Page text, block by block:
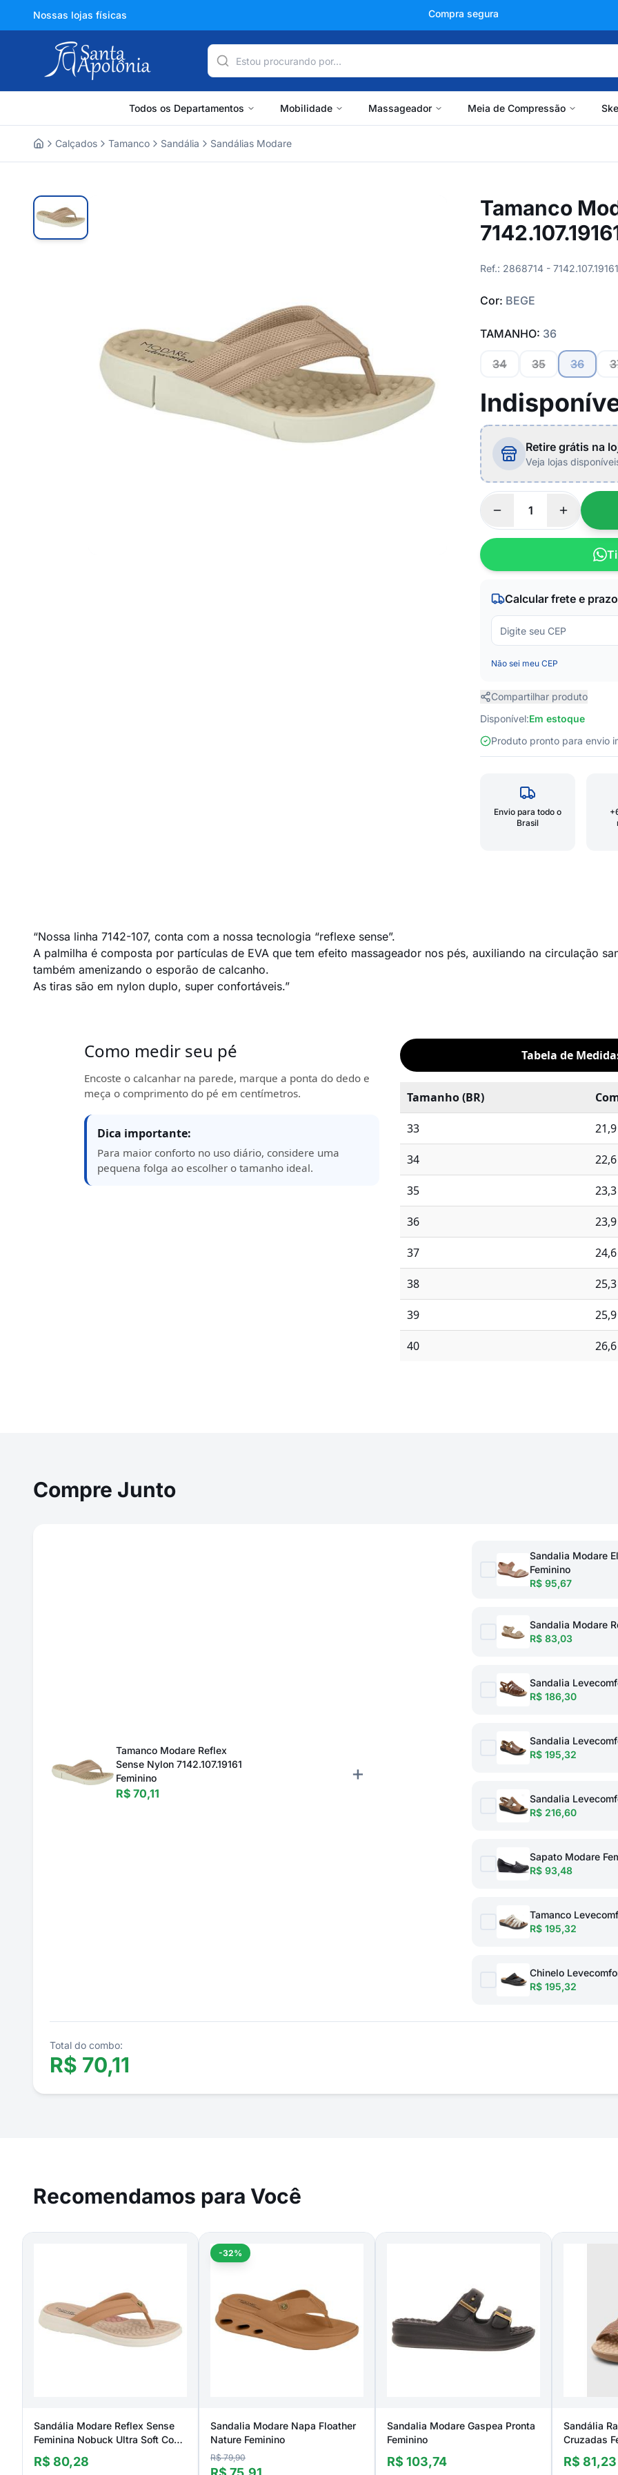
Nossas lojas físicas +150 mil avaliações
Todos os Departamentos Mobilidade Massageador Meia de Compressão
Calçados Tamanco Sandália Sandálias Modare
Tamanco
Ref.: 2868714 -
Cor: BEGE
TAMANHO: 36
34 35 36
Retire grátis na
Veja lojas
Calcular frete e prazo
Não sei meu CEP
Compartilhar produto
Disponível:Em estoque
Produto pronto para envio
Envio para todo o
Brasil
“Nossa linha 7142-107, conta com a nossa tecnologia “reflexe sense”.
A palmilha é composta por partículas de EVA que tem efeito massageador nos pés, auxiliando na circulação
também amenizando o esporão de calcanho.
As tiras são em nylon duplo, super confortáveis.”
Como medir seu pé
Encoste o calcanhar na parede, marque a ponta do dedo e
meça o comprimento do pé em centímetros.
Dica importante:
Para maior conforto no uso diário, considere uma
pequena folga ao escolher o tamanho ideal.
Tabela de
Tamanho (BR)
33
34
35
36
37
38
39
40
Compre Junto
Tamanco Modare Reflex
Sense Nylon 7142.107.19161
Feminino
R$ 70,11
+
Sandalia Modare
Feminino
R$ 95,67
Sandalia Modare
R$ 83,03
Sandalia
R$ 186,30
Sandalia
R$ 195,32
Sandalia
R$ 216,60
Sapato Modare
R$ 93,48
Tamanco
R$ 195,32
Chinelo
R$ 195,32
Total do combo:
R$ 70,11
Recomendamos para Você
Sandália Modare Reflex Sense
Feminina Nobuck Ultra Soft Com
Tira Pronta
R$ 80,28
-32%
Sandalia Modare Napa Floather
Nature Feminino
R$ 79,90
Sandalia Modare Gaspea Pronta
Feminino
R$ 103,74
Sandália
Cruzadas
R$ 81,23